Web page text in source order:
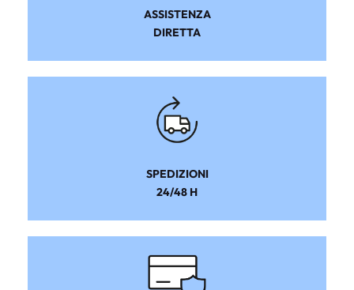
ASSISTENZA
DIRETTA
SPEDIZIONI
24/48 H